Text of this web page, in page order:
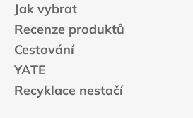
Jak vybrat
Recenze produktů
Cestování
YATE
Recyklace nestačí